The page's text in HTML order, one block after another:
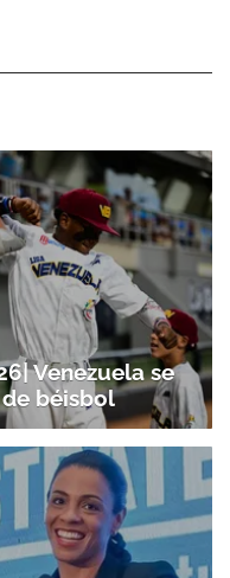
Venezuela se
béisbol